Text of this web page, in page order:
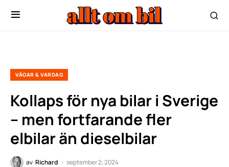
VÄGAR & VARDAG
Kollaps för nya bilar i Sverige
– men fortfarande fler
elbilar än dieselbilar
av Richard september 2, 2024